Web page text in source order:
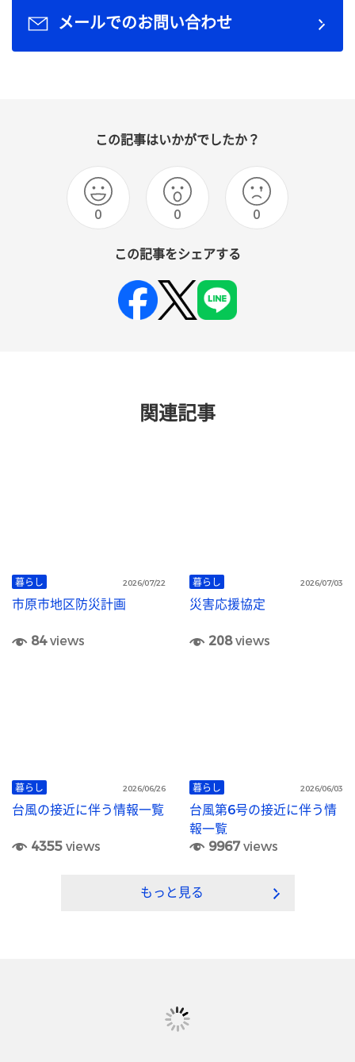
メールでのお問い合わせ
この記事はいかがでしたか？
0 0 0
この記事をシェアする
関連記事
暮らし 2026/07/22
市原市地区防災計画
84views
暮らし 2026/07/03
災害応援協定
208views
暮らし 2026/06/26
台風の接近に伴う情報一覧
4355views
暮らし 2026/06/03
台風第6号の接近に伴う情
報一覧
9967views
もっと見る